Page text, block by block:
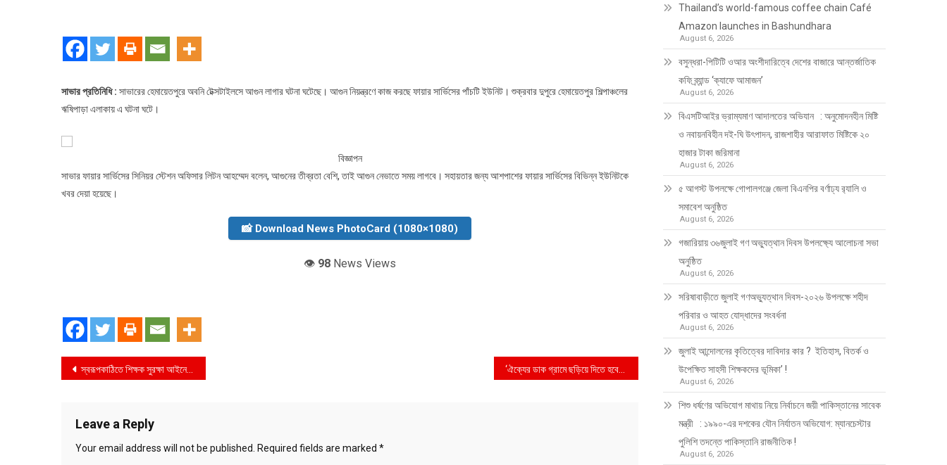
সাভার প্রতিনিধি : সাভারের হেমায়েতপুরে অবনি টেক্সটাইলসে আগুন লাগার ঘটনা ঘটেছে। আগুন নিয়ন্ত্রণে কাজ করছে ফায়ার সার্ভিসের পাঁচটি ইউনিট। শুক্রবার দুপুরে হেমায়েতপুর শিল্পাঞ্চলের
ঋষিপাড়া এলাকায় এ ঘটনা ঘটে।
বিজ্ঞাপন
সাভার ফায়ার সার্ভিসের সিনিয়র স্টেশন অফিসার লিটন আহম্মেদ বলেন, আগুনের তীব্রতা বেশি, তাই আগুন নেভাতে সময় লাগবে। সহায়তার জন্য আশপাশের ফায়ার সার্ভিসের বিভিন্ন ইউনিটকে
খবর দেয়া হয়েছে।
📸 Download News PhotoCard (1080×1080)
👁️ 98 News Views
Post
স্বরূপকাঠিতে শিক্ষক সুরক্ষা আইনের দাবি
Leave a Reply
Your email address will not be published. Required fields are marked *
Thailand’s world-famous coffee chain Café
Amazon launches in Bashundhara
August 6, 2026
বসুন্ধরা-পিটিটি ওআর অংশীদারিত্বে দেশের বাজারে আন্তর্জাতিক
কফি ব্র্যান্ড ‘ক্যাফে আমাজন’
August 6, 2026
বিএসটিআইর ভ্রাম্যমাণ আদালতের অভিযান : অনুমোদনহীন মিষ্টি
ও নবায়নবিহীন দই-ঘি উৎপাদন, রাজশাহীর আরাফাত মিষ্টিকে ২০
হাজার টাকা জরিমানা
August 6, 2026
৫ আগস্ট উপলক্ষে গোপালগঞ্জে জেলা বিএনপির বর্ণাঢ্য র‍্যালি ও
সমাবেশ অনুষ্ঠিত
August 6, 2026
গজারিয়ায় ৩৬জুলাই গণ অভ্যুত্থান দিবস উপলক্ষ্যে আলোচনা সভা
অনুষ্ঠিত
August 6, 2026
সরিষাবাড়ীতে জুলাই গণঅভ্যুত্থান দিবস-২০২৬ উপলক্ষে শহীদ
পরিবার ও আহত যোদ্ধাদের সংবর্ধনা
August 6, 2026
জুলাই আন্দোলনের কৃতিত্বের দাবিদার কার ? ইতিহাস, বিতর্ক ও
উপেক্ষিত সাহসী শিক্ষকদের ভূমিকা’ !
August 6, 2026
শিশু ধর্ষণের অভিযোগ মাথায় নিয়ে নির্বাচনে জয়ী পাকিস্তানের সাবেক
মন্ত্রী : ১৯৯০-এর দশকের যৌন নির্যাতন অভিযোগ: ম্যানচেস্টার
পুলিশি তদন্তে পাকিস্তানি রাজনীতিক !
August 6, 2026